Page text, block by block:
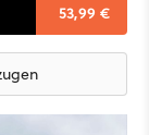
53,99 €